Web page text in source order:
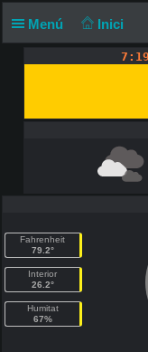
Menú Inici
Fahrenheit
79.2°
Interior
26.2°
Humitat
67%